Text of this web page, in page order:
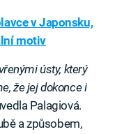
v Japonsku,
motiv
ústy, který
že jej dokonce i
Palagiová.
a způsobem,